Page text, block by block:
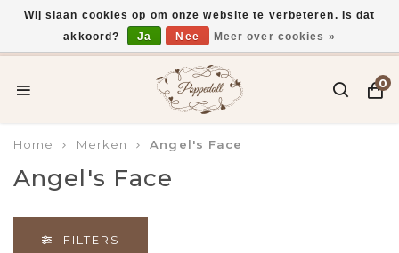
Gratis verzending vanaf €75,-
0
Home Merken Angel's Face
Angel's Face
FILTERS
Wij slaan cookies op om onze website te verbeteren. Is dat
akkoord?
Ja Nee Meer over cookies »